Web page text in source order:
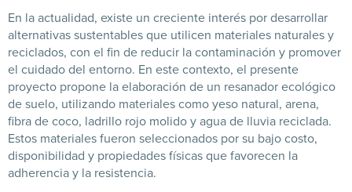
En la actualidad, existe un creciente interés por desarrollar
alternativas sustentables que utilicen materiales naturales y
reciclados, con el fin de reducir la contaminación y promover
el cuidado del entorno. En este contexto, el presente
proyecto propone la elaboración de un resanador ecológico
de suelo, utilizando materiales como yeso natural, arena,
fibra de coco, ladrillo rojo molido y agua de lluvia reciclada.
Estos materiales fueron seleccionados por su bajo costo,
disponibilidad y propiedades físicas que favorecen la
adherencia y la resistencia.